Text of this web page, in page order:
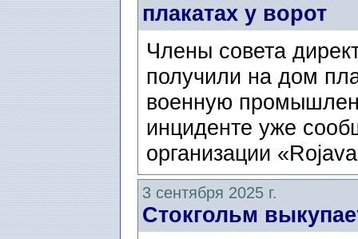
плакатах у ворот
Члены совета
получили на дом
военную
инциденте уже
организации
3 сентября 2025 г.
Стокгольм